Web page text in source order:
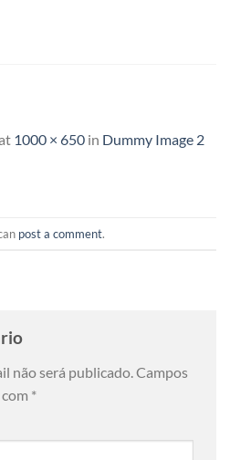
1000 × 650 in Dummy Image 2
post a comment.
não será publicado.Campos
*